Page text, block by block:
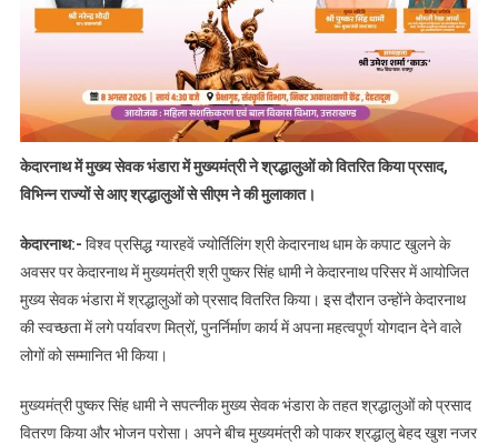
केदारनाथ में मुख्य सेवक भंडारा में मुख्यमंत्री ने श्रद्धालुओं को वितरित किया प्रसाद,
विभिन्न राज्यों से आए श्रद्धालुओं से सीएम ने की मुलाकात।
केदारनाथ:- विश्व प्रसिद्ध ग्यारहवें ज्योर्तिलिंग श्री केदारनाथ धाम के कपाट खुलने के
अवसर पर केदारनाथ में मुख्यमंत्री श्री पुष्कर सिंह धामी ने केदारनाथ परिसर में आयोजित
मुख्य सेवक भंडारा में श्रद्धालुओं को प्रसाद वितरित किया। इस दौरान उन्होंने केदारनाथ
की स्वच्छता में लगे पर्यावरण मित्रों, पुनर्निर्माण कार्य में अपना महत्वपूर्ण योगदान देने वाले
लोगों को सम्मानित भी किया।
मुख्यमंत्री पुष्कर सिंह धामी ने सपत्नीक मुख्य सेवक भंडारा के तहत श्रद्धालुओं को प्रसाद
वितरण किया और भोजन परोसा। अपने बीच मुख्यमंत्री को पाकर श्रद्धालु बेहद खुश नजर